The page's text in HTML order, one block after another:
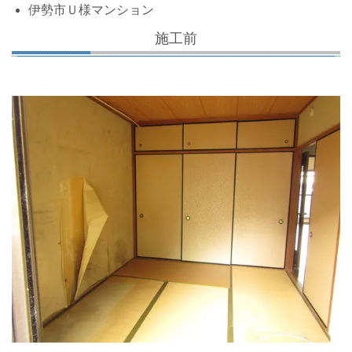
伊勢市Ｕ様マンション
施工前